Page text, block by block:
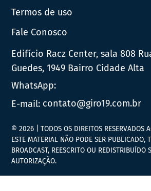
Termos de uso
Fale Conosco
Edifício Racz Center, sala 808
Guedes, 1949 Bairro Cidade Alta
WhatsApp:
E-mail: contato@giro19.com.br
© 2026 | TODOS OS DIREITOS RESERVADOS
ESTE MATERIAL NÃO PODE SER PUBLICADO,
BROADCAST, REESCRITO OU REDISTRIBUÍDO
AUTORIZAÇÃO.